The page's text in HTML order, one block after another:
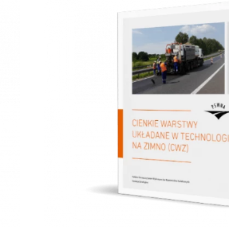
Nr 04/2025